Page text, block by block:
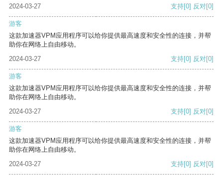
2024-03-27 支持[0] 反对[0]
游客
这款加速器VPM应用程序可以给你提供最高速度和安全性的连接，并帮
助你在网络上自由移动。
2024-03-27
支持[0] 反对[0]
游客
这款加速器VPM应用程序可以给你提供最高速度和安全性的连接，并帮
助你在网络上自由移动。
2024-03-27
支持[0] 反对[0]
游客
这款加速器VPM应用程序可以给你提供最高速度和安全性的连接，并帮
助你在网络上自由移动。
2024-03-27
支持[0] 反对[0]